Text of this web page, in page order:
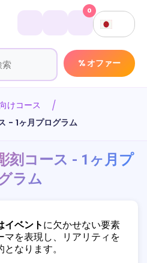
% オファー
0
けコース
- 1ヶ月プログラム
刻コース - 1ヶ月プ
ラム
イベント に欠かせない要素
マを表現し、リアリティを
なります。